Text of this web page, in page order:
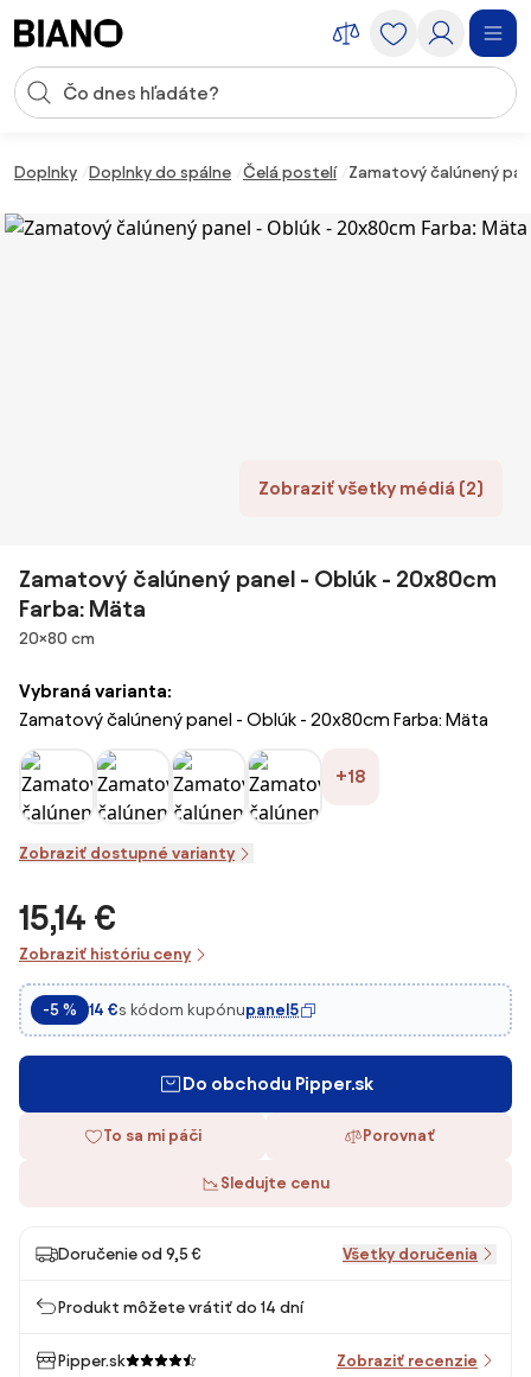
Vstup pre vyhľadávanie
Doplnky Doplnky do spálne Čelá postelí Zamatový čalúnený
Zobraziť všetky médiá (2)
Zamatový čalúnený panel - Oblúk - 20x80cm
Farba: Mäta
Rozmery
20×80 cm
Vybraná varianta:
Zamatový čalúnený panel - Oblúk - 20x80cm Farba: Mäta
+18
Zobraziť dostupné varianty
15,14 €
Zobraziť históriu ceny
-5 % 14 €s kódom kupónupanel5
Do obchodu Pipper.sk
To sa mi páči Porovnať
Sledujte cenu
Doručenie od 9,5 € Všetky doručenia
Produkt môžete vrátiť do 14 dní
Pipper.sk Zobraziť recenzie